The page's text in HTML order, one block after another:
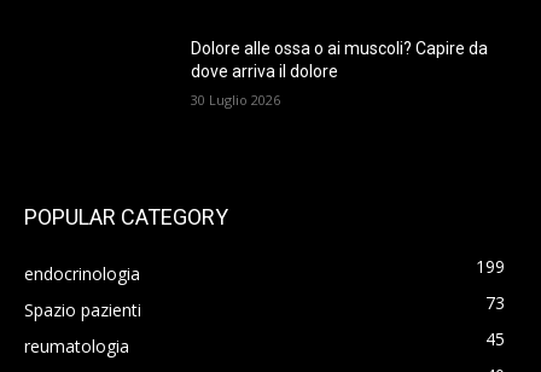
Dolore alle ossa o ai muscoli? Capire da
dove arriva il dolore
30 Luglio 2026
POPULAR CATEGORY
endocrinologia
199
Spazio pazienti
73
reumatologia
45